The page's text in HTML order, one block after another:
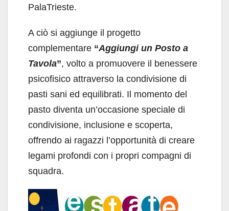
PalaTrieste.
A ciò si aggiunge il progetto
complementare “Aggiungi un Posto a
Tavola”, volto a promuovere il benessere
psicofisico attraverso la condivisione di
pasti sani ed equilibrati. Il momento del
pasto diventa un’occasione speciale di
condivisione, inclusione e scoperta,
offrendo ai ragazzi l’opportunità di creare
legami profondi con i propri compagni di
squadra.